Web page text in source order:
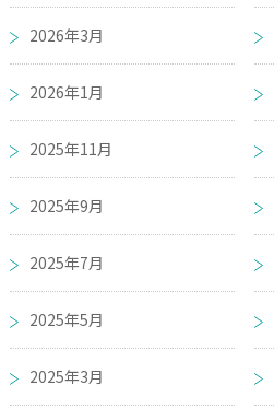
2026年3月
2026年1月
2025年11月
2025年9月
2025年7月
2025年5月
2025年3月